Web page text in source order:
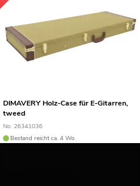
DIMAVERY Holz-Case für E-Gitarren,
tweed
No. 26341036
Bestand reicht ca. 4 Wo.